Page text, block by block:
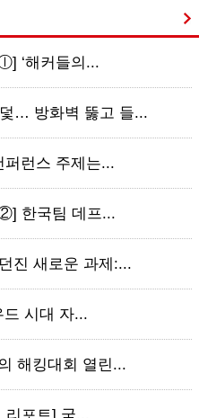
‘해커들의...
… 방화벽 뚫고 들...
퍼런스 주제는...
한국팀 데프...
진 새로운 과제:...
드 시대 자...
해킹대회 열린...